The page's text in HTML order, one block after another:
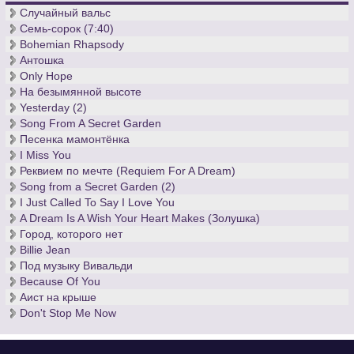
Беспокойные британские ученые исследовали воздействие
различных музыкальных произведений на организм
человека. Так вот, если вы нервничаете, и при этом
являетесь человеком, вам лучше всего
луны»Клода Дебюсси. Разучив лунное произведение, вы
успокоитесь, что до сих пор не удается британским ученым,
не знающим ноты классической музыки.
Случайный вальс
Семь-сорок (7:40)
Bohemian Rhapsody
Антошка
Only Hope
На безымянной высоте
Yesterday (2)
Song From A Secret Garden
Песенка мамонтёнка
I Miss You
Реквием по мечте (Requiem For A Dream)
Song from a Secret Garden (2)
I Just Called To Say I Love You
A Dream Is A Wish Your Heart Makes (Золушка)
Город, которого нет
Billie Jean
Под музыку Вивальди
Because Of You
Аист на крыше
Don't Stop Me Now